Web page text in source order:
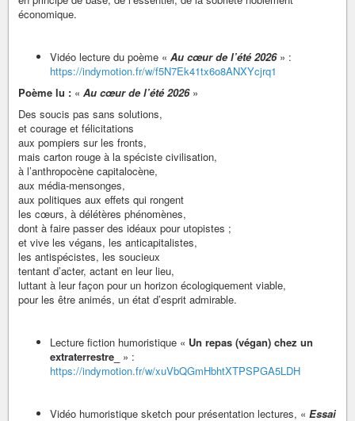
économique.
Vidéo lecture du poème « Au cœur de l’été 2026» :
https://indymotion.fr/w/f5N7Ek41tx6o8ANXYcjrq1
Poème lu : « Au cœur de l’été 2026»
Des soucis pas sans solutions,
et courage et félicitations
aux pompiers sur les fronts,
mais carton rouge à la spéciste civilisation,
à l’anthropocène capitalocène,
aux média-mensonges,
aux politiques aux effets qui rongent
les cœurs, à délétères phénomènes,
dont à faire passer des idéaux pour utopistes ;
et vive les végans, les anticapitalistes,
les antispécistes, les soucieux
tentant d’acter, actant en leur lieu,
luttant à leur façon pour un horizon écologiquement viable,
pour les être animés, un état d’esprit admirable.
Lecture fiction humoristique « Un repas (végan) chez un
extraterrestre_
» :
https://indymotion.fr/w/xuVbQGmHbhtXTPSPGA5LDH
Vidéo humoristique sketch pour présentation lectures, « Essai